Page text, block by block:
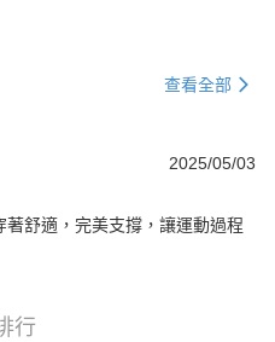
查看全部
2025/05/03
舒適，完美支撐，讓運動過程
行